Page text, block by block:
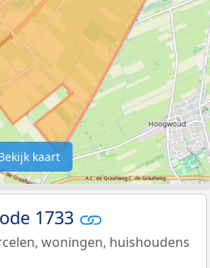
kaart
1733
woningen, huishoudens